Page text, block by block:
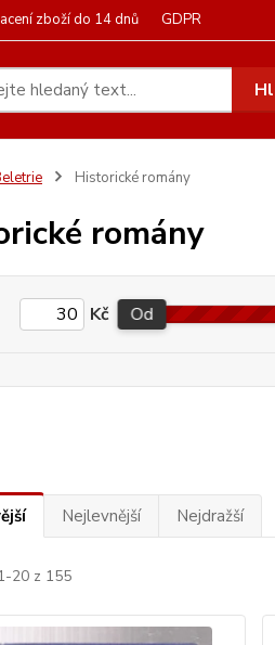
zboží do 14 dnů GDPR
Historické romány
romány
Kč Od
Nejlevnější Nejdražší
20 z 155